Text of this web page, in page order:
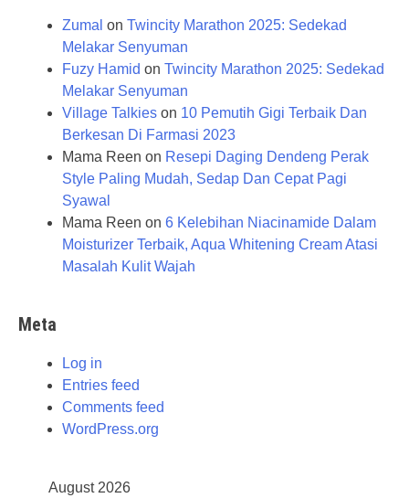
Zumal on Twincity Marathon 2025: Sedekad
Melakar Senyuman
Fuzy Hamid on Twincity Marathon 2025: Sedekad
Melakar Senyuman
Village Talkies on 10 Pemutih Gigi Terbaik Dan
Berkesan Di Farmasi 2023
Mama Reen on Resepi Daging Dendeng Perak
Style Paling Mudah, Sedap Dan Cepat Pagi
Syawal
Mama Reen on 6 Kelebihan Niacinamide Dalam
Moisturizer Terbaik, Aqua Whitening Cream Atasi
Masalah Kulit Wajah
Meta
Log in
Entries feed
Comments feed
WordPress.org
August 2026